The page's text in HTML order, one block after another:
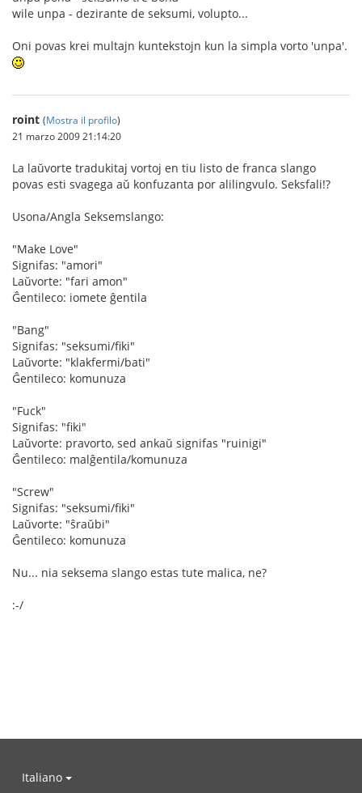
wile unpa - dezirante de seksumi, volupto...
Oni povas krei multajn kuntekstojn kun la simpla vorto 'unpa'.
roint (Mostra il profilo)
21 marzo 2009 21:14:20
La laŭvorte tradukitaj vortoj en tiu listo de franca slango
povas esti svagega aŭ konfuzanta por alilingvulo. Seksfali!?
Usona/Angla Seksemslango:
"Make Love"
Signifas: "amori"
Laŭvorte: "fari amon"
Ĝentileco: iomete ĝentila
"Bang"
Signifas: "seksumi/fiki"
Laŭvorte: "klakfermi/bati"
Ĝentileco: komunuza
"Fuck"
Signifas: "fiki"
Laŭvorte: pravorto, sed ankaŭ signifas "ruinigi"
Ĝentileco: malĝentila/komunuza
"Screw"
Signifas: "seksumi/fiki"
Laŭvorte: "ŝraŭbi"
Ĝentileco: komunuza
Nu... nia seksema slango estas tute malica, ne?
:-/
Italiano